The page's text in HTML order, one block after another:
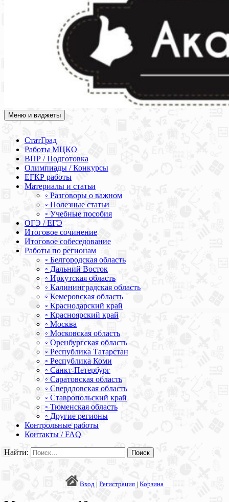
Академия СОВА
Подготовка к ЕГЭ, ОГЭ, ВПР, МЦКО, СтатГрад, КДР, ВОШ,
Меню и виджеты
СтатГрад
Работы МЦКО
ВПР / Подготовка
Олимпиады / Конкурсы
ЕГКР работы
Материалы и статьи
◦ Разговоры о важном
◦ Полезные статьи
◦ Учебные пособия
ОГЭ / ЕГЭ
Итоговое сочинение
Итоговое собеседование
Работы по регионам
◦ Белгородская область
◦ Дальний Восток
◦ Иркутская область
◦ Калининградская область
◦ Кемеровская область
◦ Краснодарский край
◦ Красноярский край
◦ Москва
◦ Московская область
◦ Оренбургская область
◦ Республика Татарстан
◦ Республика Коми
◦ Санкт-Петербург
◦ Саратовская область
◦ Свердловская область
◦ Ставропольский край
◦ Тюменская область
◦ Другие регионы
Контрольные работы
Контакты / FAQ
Найти:
Вход | Регистрация | Корзина